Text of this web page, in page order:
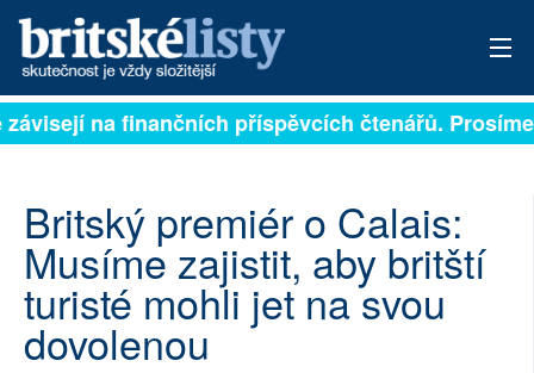
PŘIHLÁSIT
ARCHIV
ROZHOVORY
TÉMATA
na finančních příspěvcích čtenářů.
Britský premiér o Calais:
Musíme zajistit, aby britští
turisté mohli jet na svou
dovolenou